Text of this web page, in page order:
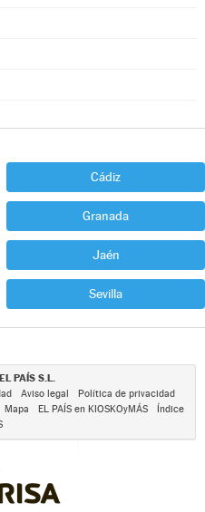
Cádiz
Granada
Jaén
Sevilla
PAÍS S.L.
Aviso legal
Política de privacidad
Mapa EL PAÍS en KIOSKOyMÁS
Índice